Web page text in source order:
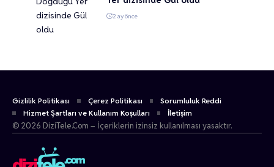
2 ay önce
Gizlilik Politikası Çerez Politikası
Sorumluluk Reddi
Hizmet Şartları ve Kullanım Koşulları
İletişim
© 2026 DiziTele.Com – İçeriklerin izinsiz kullanılması yasaktır.